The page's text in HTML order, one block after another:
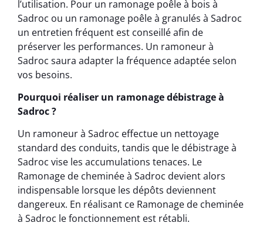
l’utilisation. Pour un ramonage poêle à bois à
Sadroc ou un ramonage poêle à granulés à Sadroc
un entretien fréquent est conseillé afin de
préserver les performances. Un ramoneur à
Sadroc saura adapter la fréquence adaptée selon
vos besoins.
Pourquoi réaliser un ramonage débistrage à
Sadroc ?
Un ramoneur à Sadroc effectue un nettoyage
standard des conduits, tandis que le débistrage à
Sadroc vise les accumulations tenaces. Le
Ramonage de cheminée à Sadroc devient alors
indispensable lorsque les dépôts deviennent
dangereux. En réalisant ce Ramonage de cheminée
à Sadroc le fonctionnement est rétabli.